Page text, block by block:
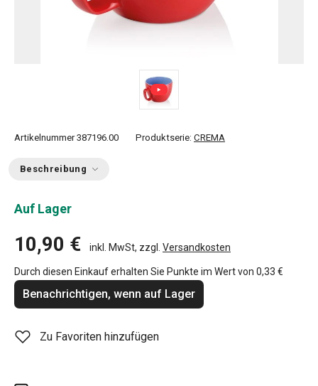
Artikelnummer 387196.00 Produktserie: CREMA
Beschreibung
Auf Lager
10,90 € inkl. MwSt, zzgl. Versandkosten
Durch diesen Einkauf erhalten Sie Punkte im Wert von 0,33 €
Benachrichtigen, wenn auf Lager
Zu Favoriten hinzufügen